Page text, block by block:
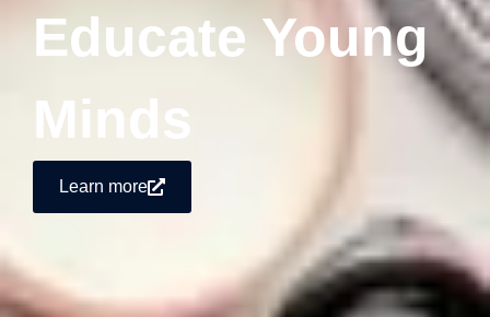
Educate Young
Minds
Learn more